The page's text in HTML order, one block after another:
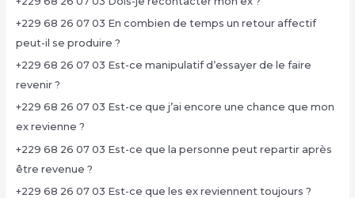
+229 68 26 07 03 En combien de temps un retour affectif
peut-il se produire ?
+229 68 26 07 03 Est-ce manipulatif d’essayer de le faire
revenir ?
+229 68 26 07 03 Est-ce que j’ai encore une chance que mon
ex revienne ?
+229 68 26 07 03 Est-ce que la personne peut repartir après
être revenue ?
+229 68 26 07 03 Est-ce que les ex reviennent toujours ?